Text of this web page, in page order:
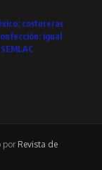
costureras
igual
por Revista de